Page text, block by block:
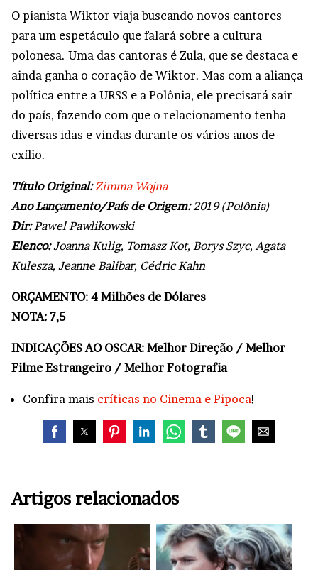
O pianista Wiktor viaja buscando novos cantores
para um espetáculo que falará sobre a cultura
polonesa. Uma das cantoras é Zula, que se destaca e
ainda ganha o coração de Wiktor. Mas com a aliança
política entre a URSS e a Polônia, ele precisará sair
do país, fazendo com que o relacionamento tenha
diversas idas e vindas durante os vários anos de
exílio.
Título Original:Zimma Wojna
Ano Lançamento/País de Origem:2019 (Polônia)
Dir: Pawel Pawlikowski
Elenco:Joanna Kulig, Tomasz Kot, Borys Szyc, Agata
Kulesza, Jeanne Balibar, Cédric Kahn
ORÇAMENTO: 4 Milhões de Dólares
NOTA: 7,5
INDICAÇÕES AO OSCAR: Melhor Direção / Melhor
Filme Estrangeiro / Melhor Fotografia
Confira mais críticas no Cinema e Pipoca!
Artigos relacionados